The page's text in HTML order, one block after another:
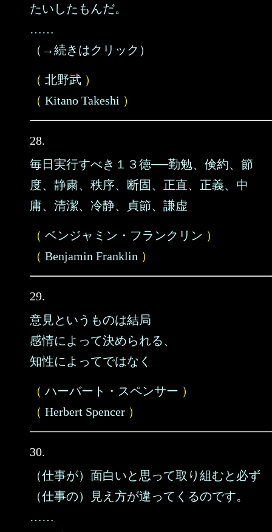
たいしたもんだ。
……
（→続きはクリック）
（ 北野武 ）
（ Kitano Takeshi ）
28.
毎日実行すべき１３徳──勤勉、倹約、節
度、静粛、秩序、断固、正直、正義、中
庸、清潔、冷静、貞節、謙虚
（ ベンジャミン・フランクリン ）
（ Benjamin Franklin ）
29.
意見というものは結局
感情によって決められる、
知性によってではなく
（ ハーバート・スペンサー ）
（ Herbert Spencer ）
30.
（仕事が）面白いと思って取り組むと必ず
（仕事の）見え方が違ってくるのです。
……